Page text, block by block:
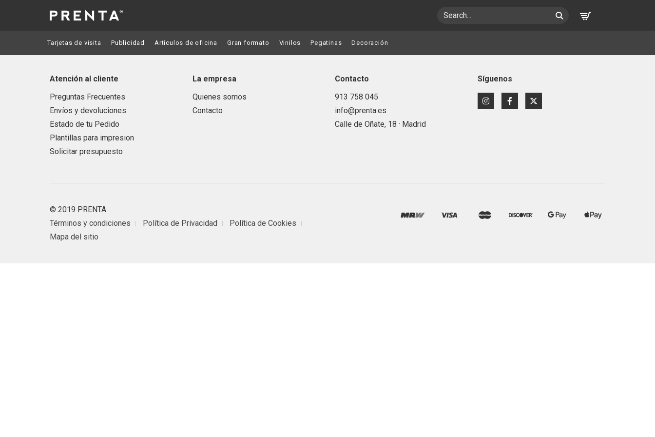
Tarjetas de visita Publicidad Artículos de oficina Gran formato Vinilos Pegatinas Decoración
Atención al cliente
Preguntas Frecuentes
Envíos y devoluciones
Estado de tu Pedido
Plantillas para impresion
Solicitar presupuesto
La empresa
Quienes somos
Contacto
Contacto
913 758 045
info@prenta.es
Calle de Oñate, 18 · Madrid
Síguenos
© 2019 PRENTA
Términos y condiciones
Política de Privacidad
Política de Cookies
Mapa del sitio